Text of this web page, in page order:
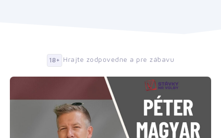
18+ Hrajte zodpovedne a pre zábavu